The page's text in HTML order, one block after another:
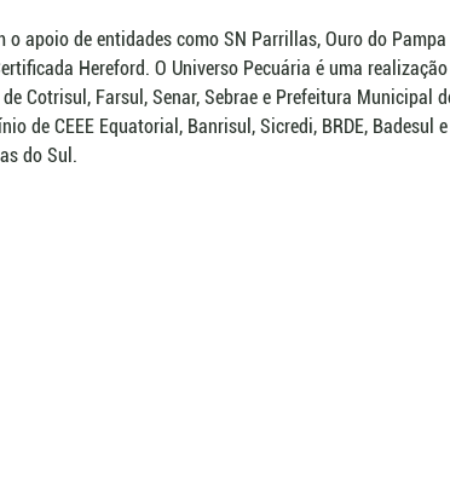
o apoio de entidades como SN Parrillas, Ouro do
Hereford. O Universo Pecuária é uma
Cotrisul, Farsul, Senar, Sebrae e Prefeitura Municipal
de CEEE Equatorial, Banrisul, Sicredi, BRDE, Badesul
do Sul.